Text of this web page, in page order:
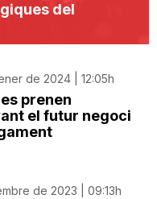
del
de 2024 | 12:05h
prenen
el futur negoci
de 2023 | 09:13h